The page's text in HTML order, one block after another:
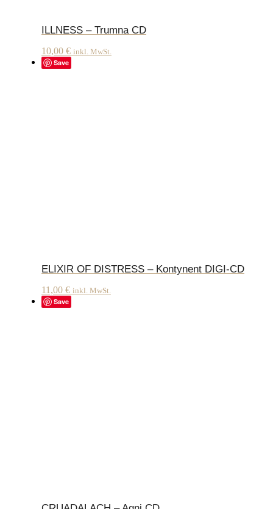
ILLNESS – Trumna CD
10,00 € inkl. MwSt.
Save
ELIXIR OF DISTRESS – Kontynent DIGI-CD
11,00 € inkl. MwSt.
Save